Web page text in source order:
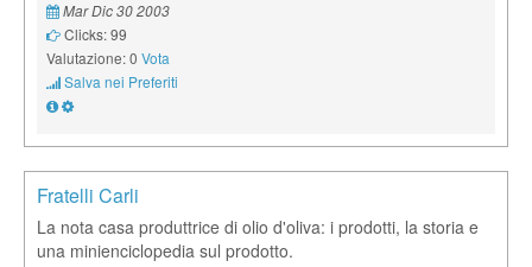
Mar Dic 30 2003
Clicks: 99
Valutazione: 0 Vota
Salva nei Preferiti
Fratelli Carli
La nota casa produttrice di olio d'oliva: i prodotti, la storia e
una minienciclopedia sul prodotto.